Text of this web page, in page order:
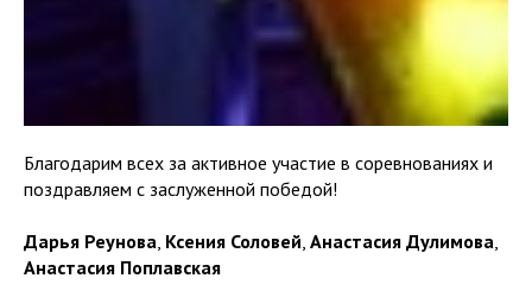
Благодарим всех за активное участие в соревнованиях и
поздравляем с заслуженной победой!
Дарья Реунова Ксения Соловей Анастасия Дулимова
Анастасия Поплавская